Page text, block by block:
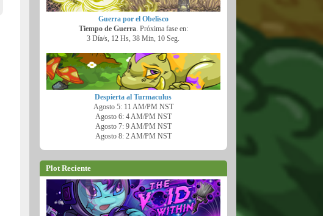
Guerra por el Obelisco
Tiempo de Guerra. Próxima fase en:
3 Día/s, 12 Hs, 38 Min, 9 Seg.
Despierta al Turmaculus
Agosto 5: 11 AM/PM NST
Agosto 6: 4 AM/PM NST
Agosto 7: 9 AM/PM NST
Agosto 8: 2 AM/PM NST
Plot Reciente